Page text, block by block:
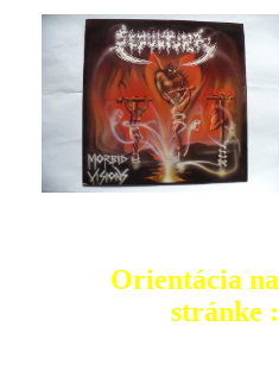
Orientácia na
stránke :